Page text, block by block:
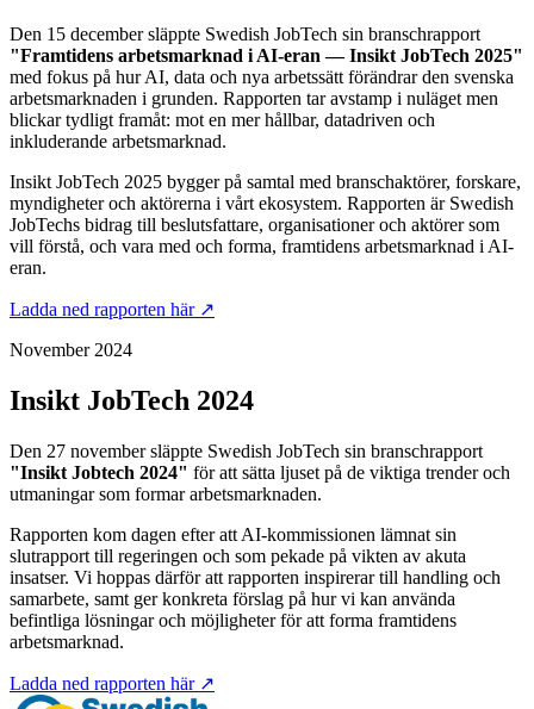
Den 15 december släppte Swedish JobTech sin branschrapport
"Framtidens arbetsmarknad i AI-eran — Insikt JobTech 2025"
med fokus på hur AI, data och nya arbetssätt förändrar den svenska
arbetsmarknaden i grunden. Rapporten tar avstamp i nuläget men
blickar tydligt framåt: mot en mer hållbar, datadriven och
inkluderande arbetsmarknad.
Insikt JobTech 2025 bygger på samtal med branschaktörer, forskare,
myndigheter och aktörerna i vårt ekosystem. Rapporten är Swedish
JobTechs bidrag till beslutsfattare, organisationer och aktörer som
vill förstå, och vara med och forma, framtidens arbetsmarknad i AI-
eran.
Ladda ned rapporten här ↗
November 2024
Insikt JobTech 2024
Den 27 november släppte Swedish JobTech sin branschrapport
"Insikt Jobtech 2024" för att sätta ljuset på de viktiga trender och
utmaningar som formar arbetsmarknaden.
Rapporten kom dagen efter att AI-kommissionen lämnat sin
slutrapport till regeringen och som pekade på vikten av akuta
insatser. Vi hoppas därför att rapporten inspirerar till handling och
samarbete, samt ger konkreta förslag på hur vi kan använda
befintliga lösningar och möjligheter för att forma framtidens
arbetsmarknad.
Ladda ned rapporten här ↗